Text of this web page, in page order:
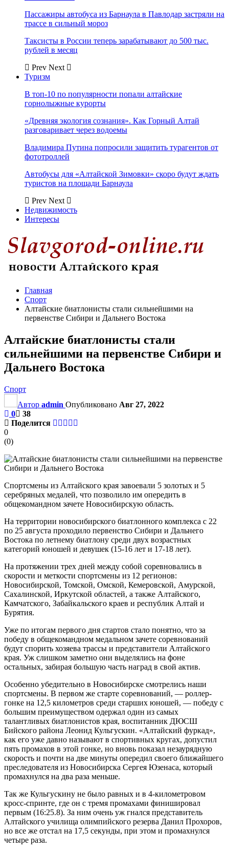
Пассажиры автобуса из Барнаула в Павлодар застряли на
трассе в сильный мороз
Таксисты в России теперь зарабатывают до 500 тыс.
рублей в месяц
Prev Next
Туризм
В топ-10 по популярности попали алтайские
горнолыжные курорты
«Древняя экология сознания». Как Горный Алтай
разговаривает через водоемы
Владимира Путина попросили защитить турагентов от
фототроллей
Автобусы для «Алтайской Зимовки» скоро будут ждать
туристов на площади Барнаула
Prev Next
Недвижимость
Интересы
Главная
Спорт
Алтайские биатлонисты стали сильнейшими на
первенстве Сибири и Дальнего Востока
Алтайские биатлонисты стали
сильнейшими на первенстве Сибири и
Дальнего Востока
Спорт
Автор admin Опубликовано Авг 27, 2022
0
38
Поделится
0
(0)
Спортсмены из Алтайского края завоевали 5 золотых и 5
серебряных медалей, что позволило им опередить в
общекомандном зачете Новосибирскую область.
На территории новосибирского биатлонного комплекса с 22
по 25 августа проходило первенство Сибири и Дальнего
Востока по летнему биатлону среди двух возрастных
категорий юношей и девушек (15-16 лет и 17-18 лет).
На протяжении трех дней между собой соревновались в
скорости и меткости спортсмены из 12 регионов:
Новосибирской, Томской, Омской, Кемеровской, Амурской,
Сахалинской, Иркутской областей, а также Алтайского,
Камчатского, Забайкальского краев и республик Алтай и
Бурятия.
Уже по итогам первого дня стартов стало понятно, что за
победу в общекомандном медальном зачете соревнований
будут спорить хозяева трассы и представители Алтайского
края. Уж слишком заметно они выделялись на фоне
остальных, забирая большую часть наград в свой актив.
Особенно убедительно в Новосибирске смотрелись наши
спортсмены. В первом же старте соревнований, — роллер-
гонке на 12,5 километров среди старших юношей, — победу с
большим преимуществом одержал один из самых
талантливых биатлонистов края, воспитанник ДЮСШ
Бийского района Леонид Кульгускин. «Алтайский фуркад»,
как его уже давно называют в спортивных кругах, допустил
пять промахов в этой гонке, но вновь показал незаурядную
скорость и почти на две минуты опередил своего ближайшего
преследователя из Новосибирска Сергея Юзенаса, который
промахнулся на два раза меньше.
Так же Кульгускину не было равных и в 4-километровом
кросс-спринте, где он с тремя промахами финишировал
первым (16:25.8). За ним очень уж гнался представитель
Алтайского училища олимпийского резерва Данил Прохоров,
но все же отстал на 17,5 секунды, при этом и промахнулся
четыре раза.